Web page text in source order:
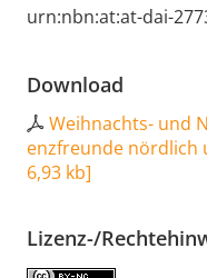
urn:nbn:at:at-dai-
Download
Weihnachts- und
enzfreunde nördlich
6,93 kb]
Lizenz-/